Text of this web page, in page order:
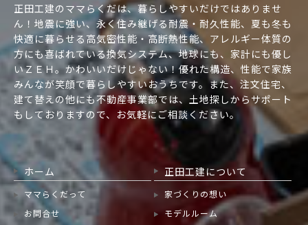
正田工建のママらくだは、暮らしやすいだけではありませ
ん！地震に強い、永く住み継げる耐震・耐久性能、夏も冬も
快適に暮らせる高気密性能・高断熱性能、アレルギー体質の
方にも喜ばれている換気システム、地球にも、家計にも優し
いＺＥＨ。かわいいだけじゃない！優れた構造、性能で家族
みんなが笑顔で暮らしやすいおうちです。また、注文住宅、
建て替えの他にも不動産事業部では、土地探しからサポート
もしておりますので、お気軽にご相談ください。
ホーム
ママらくだって
お問合せ
正田工建について
家づくりの想い
モデルルーム